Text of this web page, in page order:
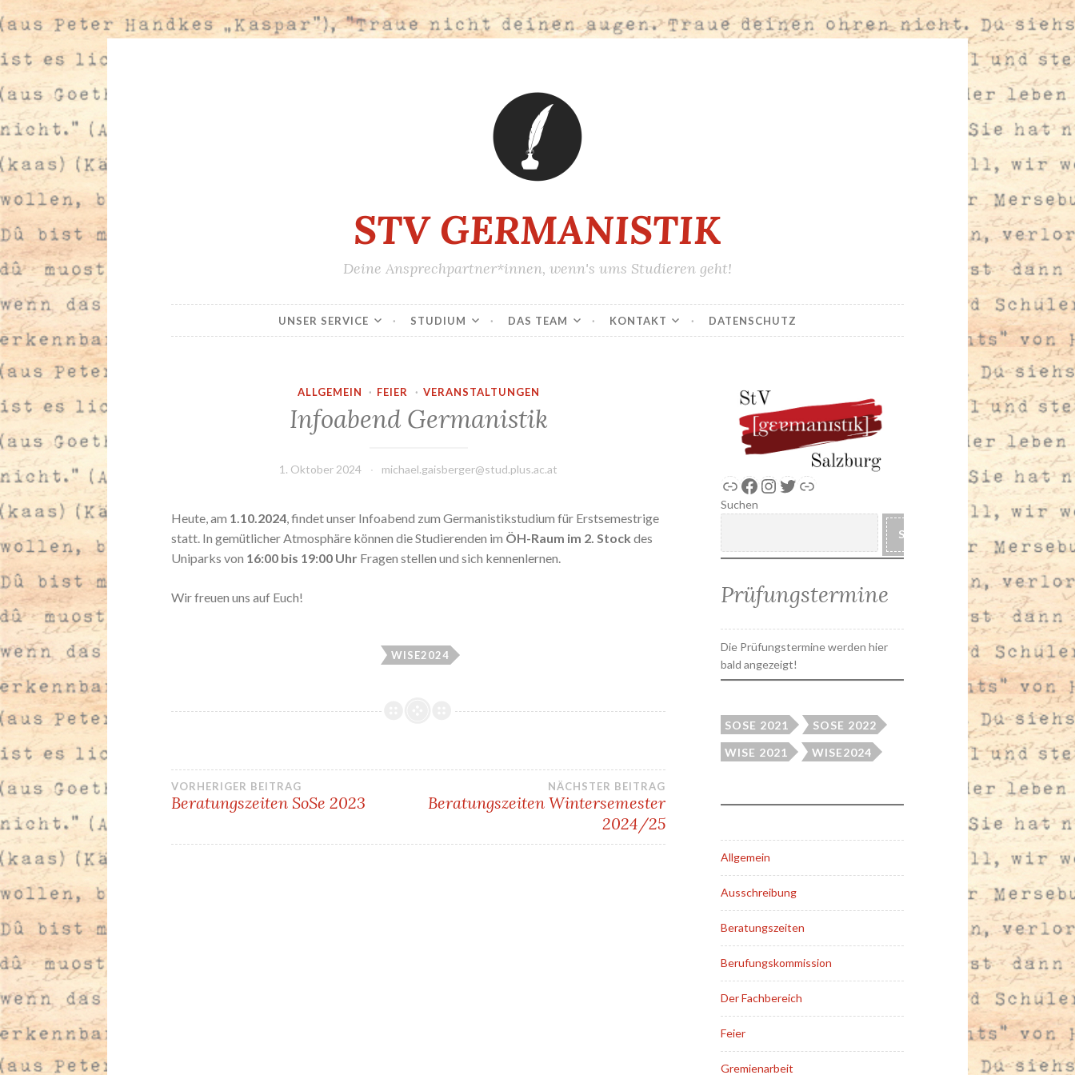
STV GERMANISTIK
Deine Ansprechpartner*innen, wenn's ums Studieren geht!
UNSER SERVICE STUDIUM DAS TEAM KONTAKT DATENSCHUTZ
ALLGEMEIN · FEIER · VERANSTALTUNGEN
Infoabend Germanistik
1. Oktober 2024 michael.gaisberger@stud.plus.ac.at
Heute, am 1.10.2024, findet unser Infoabend zum Germanistikstudium für Erstsemestrige
statt. In gemütlicher Atmosphäre können die Studierenden im ÖH-Raum im 2. Stock des
Uniparks von 16:00 bis 19:00 Uhr Fragen stellen und sich kennenlernen.
Wir freuen uns auf Euch!
WISE2024
Beitragsnavigation
VORHERIGER BEITRAG
Beratungszeiten SoSe 2023
NÄCHSTER BEITRAG
Beratungszeiten Wintersemester
2024/25
LinkFacebook
Instagram
Twitter
Link
Suchen
SUCHEN
Prüfungstermine
Die Prüfungstermine werden hier
bald angezeigt!
SOSE 2021 SOSE 2022
WISE 2021 WISE2024
Allgemein
Ausschreibung
Beratungszeiten
Berufungskommission
Der Fachbereich
Feier
Gremienarbeit